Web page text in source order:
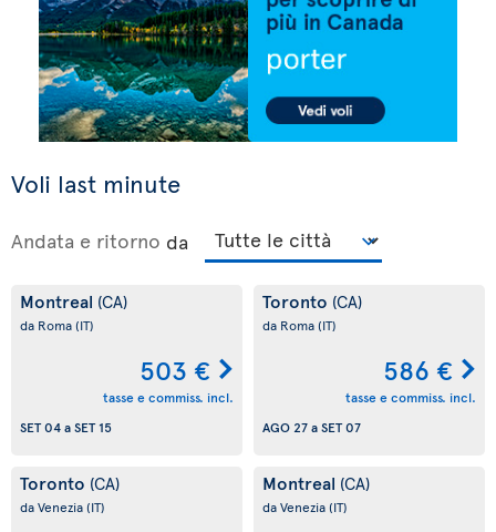
Voli last minute
Andata e ritorno da
Montreal (CA)
da Roma(IT)
503 €
tasse e commiss. incl.
SET 04aSET 15
Toronto (CA)
da Roma(IT)
586 €
tasse e commiss. incl.
AGO 27aSET 07
Toronto (CA)
da Venezia(IT)
Montreal (CA)
da Venezia(IT)